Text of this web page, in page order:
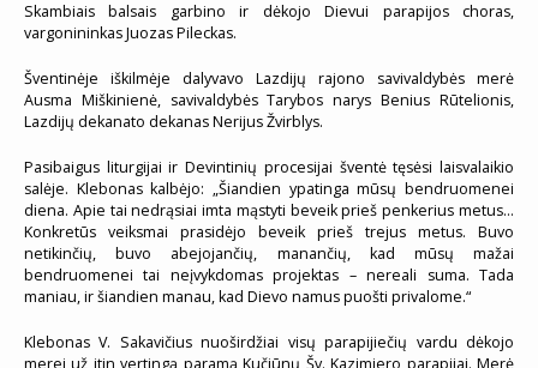
Skambiais balsais garbino ir dėkojo Dievui parapijos choras,
vargonininkas Juozas Pileckas.
Šventinėje iškilmėje dalyvavo Lazdijų rajono savivaldybės merė
Ausma Miškinienė, savivaldybės Tarybos narys Benius Rūtelionis,
Lazdijų dekanato dekanas Nerijus Žvirblys.
Pasibaigus liturgijai ir Devintinių procesijai šventė tęsėsi laisvalaikio
salėje. Klebonas kalbėjo: „Šiandien ypatinga mūsų bendruomenei
diena. Apie tai nedrąsiai imta mąstyti beveik prieš penkerius metus…
Konkretūs veiksmai prasidėjo beveik prieš trejus metus. Buvo
netikinčių, buvo abejojančių, manančių, kad mūsų mažai
bendruomenei tai neįvykdomas projektas – nereali suma. Tada
maniau, ir šiandien manau, kad Dievo namus puošti privalome.“
Klebonas V. Sakavičius nuoširdžiai visų parapijiečių vardu dėkojo
merei už itin vertingą paramą Kučiūnų Šv. Kazimiero parapijai. Merė